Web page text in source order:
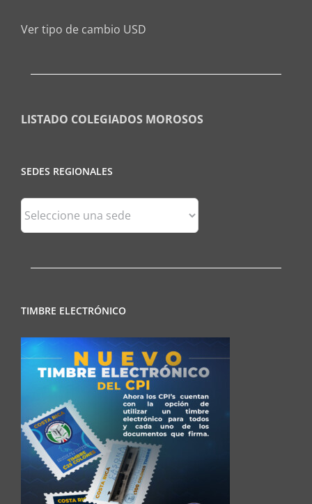
Ver tipo de cambio USD
LISTADO COLEGIADOS MOROSOS
SEDES REGIONALES
Sedes
Regionales
TIMBRE ELECTRÓNICO